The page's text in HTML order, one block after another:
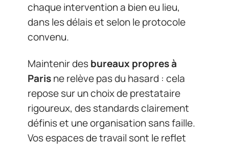
chaque intervention a bien eu lieu,
dans les délais et selon le protocole
convenu.
Maintenir desbureaux propres à
Parisne relève pas du hasard : cela
repose sur un choix de prestataire
rigoureux, des standards clairement
définis et une organisation sans faille.
Vos espaces de travail sont le reflet